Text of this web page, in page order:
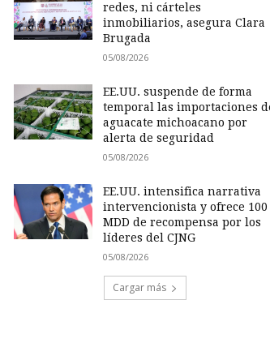
redes, ni cárteles
inmobiliarios, asegura Clara
Brugada
05/08/2026
EE.UU. suspende de forma
temporal las importaciones
aguacate michoacano por
alerta de seguridad
05/08/2026
EE.UU. intensifica narrativa
intervencionista y ofrece 100
MDD de recompensa por los
líderes del CJNG
05/08/2026
Cargar más